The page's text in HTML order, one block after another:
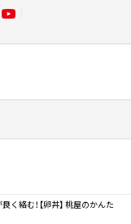
く絡む！【卵丼】 桃屋のかんた